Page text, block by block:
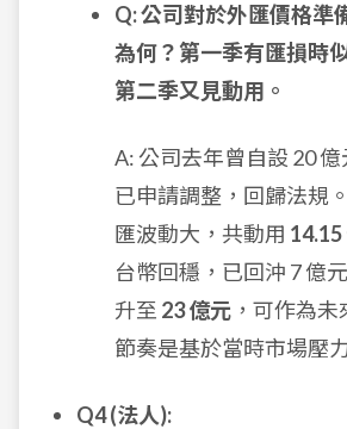
Q: 公司對於外匯價格準
為何？第一季有匯損時
第二季又見動用。
A: 公司去年曾自設 20
已申請調整，回歸法規
匯波動大，共動用
台幣回穩，已回沖 7 億
升至 23 億元 ，可作為
節奏是基於當時市場壓
Q4 (法人):